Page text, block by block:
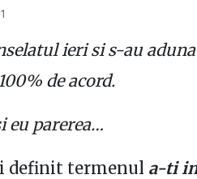
ieri si s-au
de acord.
eu parerea…
definit termenul a-ti